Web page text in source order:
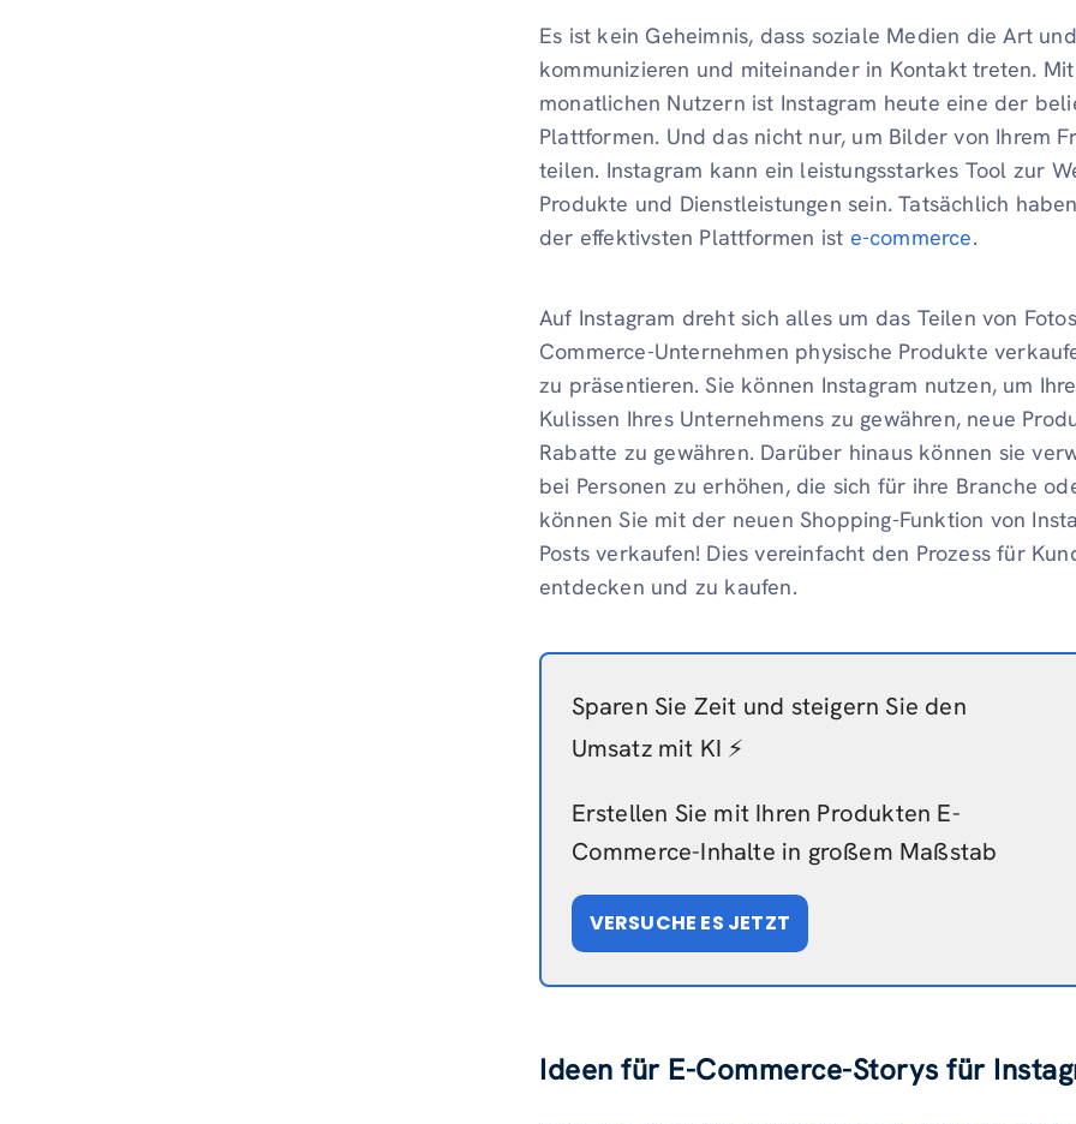
Es ist kein Geheimnis, dass soziale Medien die Art
kommunizieren und miteinander in Kontakt treten.
monatlichen Nutzern ist Instagram heute eine der
Plattformen. Und das nicht nur, um Bilder von Ihrem
teilen. Instagram kann ein leistungsstarkes Tool zur
Produkte und Dienstleistungen sein. Tatsächlich
der effektivsten Plattformen ist e-commerce.
Auf Instagram dreht sich alles um das Teilen von
Commerce-Unternehmen physische Produkte
zu präsentieren. Sie können Instagram nutzen, um
Kulissen Ihres Unternehmens zu gewähren, neue
Rabatte zu gewähren. Darüber hinaus können sie
bei Personen zu erhöhen, die sich für ihre Branche
können Sie mit der neuen Shopping-Funktion von
Posts verkaufen! Dies vereinfacht den Prozess für
entdecken und zu kaufen.
Sparen Sie Zeit und steigern Sie den
Umsatz mit KI ⚡️
Erstellen Sie mit Ihren Produkten E-
Commerce-Inhalte in großem Maßstab
VERSUCHE ES JETZT
Ideen für E-Commerce-Storys für